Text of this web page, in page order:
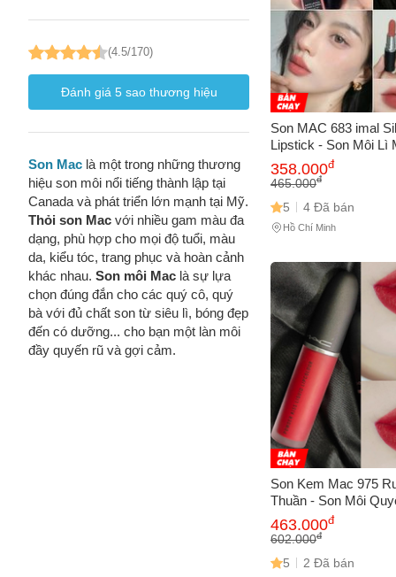
(4.5/170)
Đánh giá 5sao thương hiệu
Son Mac là một trong những thương
hiệu son môi nổi tiếng thành lập tại
Canada và phát triển lớn mạnh tại Mỹ.
Thỏi son Mac với nhiều gam màu đa
dạng, phù hợp cho mọi độ tuổi, màu
da, kiểu tóc, trang phục và hoàn cảnh
khác nhau. Son môi Mac là sự lựa
chọn đúng đắn cho các quý cô, quý
bà với đủ chất son từ siêu lì, bóng đẹp
đến có dưỡng... cho bạn một làn môi
đầy quyến rũ và gợi cảm.
Son MAC 683 imal
Lipstick - Son Môi Lì
Sang Trọng, Đều
Phong Cách Tự Nhiên
358.000đ
465.000đ
5 4 Đã bán
Hồ Chí Minh
Son Kem Mac 975
Thuần - Son Môi
Bám Cao, Dễ Thoa,
Mọi Đối Tượng - Sản
463.000đ
602.000đ
5 2 Đã bán